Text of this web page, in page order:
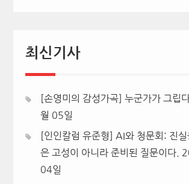
최신기사
[손영미의 감성가곡] 누군가가 그립
월 05일
[인인칼럼 유준형] AI와 청문회: 진실
은 고성이 아니라 준비된 질문이다.
04일